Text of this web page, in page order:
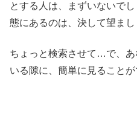
とする人は、まずいないで
態にあるのは、決して望まし
ちょっと検索させて…で、
いる隙に、簡単に見ること